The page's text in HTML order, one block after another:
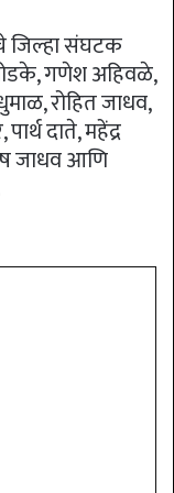
जिल्हा संघटक
गणेश अहिवळे,
रोहित जाधव,
दाते, महेंद्र
जाधव आणि